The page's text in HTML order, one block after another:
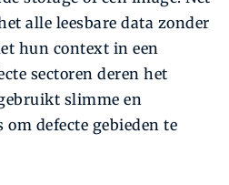
alle leesbare data zonder
hun context in een
sectoren deren het
slimme en
om defecte gebieden te